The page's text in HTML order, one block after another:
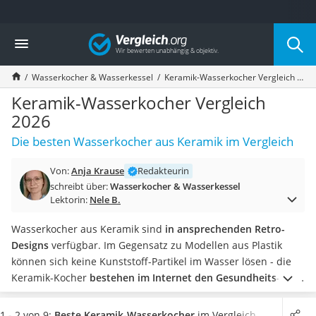
Die beliebtesten Vergleiche nach Kategorie
Haushalt
Wassersprudler
Zentralstaubsauger
Brotbackautomat
Wischroboter
Wäschespinne
Industriestaubsauger
Akku-Staubsauger
Eierkocher
AEG-Waschmaschine
Saug-Wisch-Roboter
Handstaubsauger
Milchaufschäumer
Kondenstrockner
Reiskocher
Vergleich
Wasserkocher & Wasserkessel Keramik-Wasserkocher Vergleich 2026
Keramik-Wasserkocher Vergleich
2026
Die besten Wasserkocher aus Keramik im Vergleich
Von:Anja Krause
Redakteurin
schreibt über:Wasserkocher & Wasserkessel
Lektorin: Nele B.
Wasserkocher aus Keramik sind in ansprechenden Retro-
Designs verfügbar. Im Gegensatz zu Modellen aus Plastik
können sich keine Kunststoff-Partikel im Wasser lösen - die
Keramik-Kocher bestehen im Internet den Gesundheits-Test
.
Außerdem sind die Geräte mit bunten Mustern ein echter
Hingucker.Von kabellosen Gerätenfür den Garten bis zu